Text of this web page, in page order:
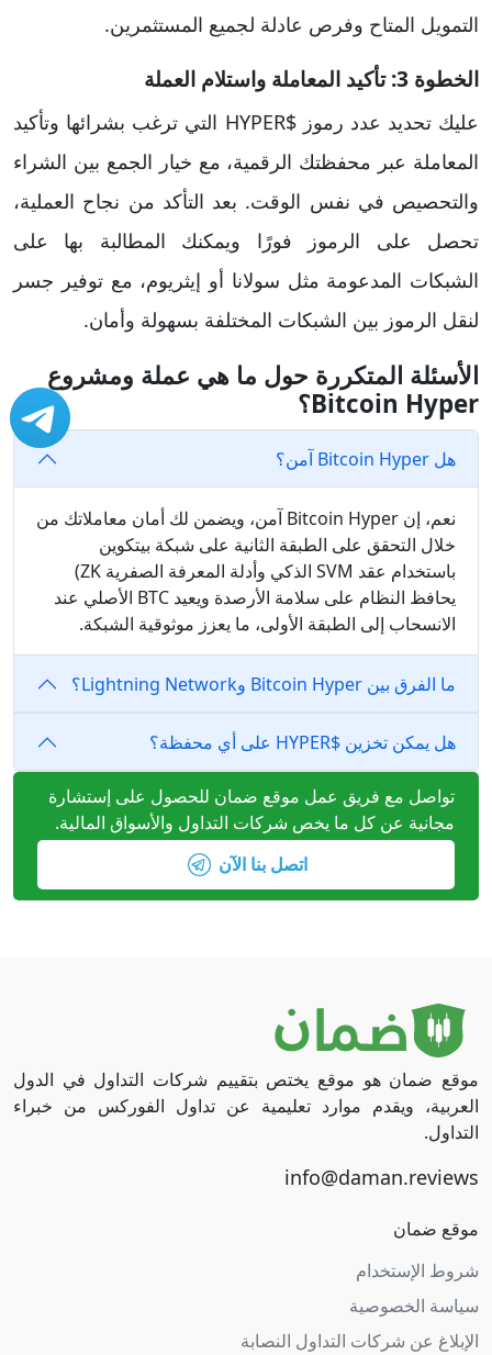
التمويل المتاح وفرص عادلة لجميع المستثمرين.
الخطوة 3: تأكيد المعاملة واستلام العملة
عليك تحديد عدد رموز $HYPER التي ترغب بشرائها وتأكيد
المعاملة عبر محفظتك الرقمية، مع خيار الجمع بين الشراء
والتحصيص في نفس الوقت. بعد التأكد من نجاح العملية،
تحصل على الرموز فورًا ويمكنك المطالبة بها على
الشبكات المدعومة مثل سولانا أو إيثريوم، مع توفير جسر
لنقل الرموز بين الشبكات المختلفة بسهولة وأمان.
الأسئلة المتكررة حول ما هي عملة ومشروع
Bitcoin Hyper؟
هل Bitcoin Hyper آمن؟
نعم، إن Bitcoin Hyper آمن، ويضمن لك أمان معاملاتك من
خلال التحقق على الطبقة الثانية على شبكة بيتكوين
باستخدام عقد SVM الذكي وأدلة المعرفة الصفرية ZK)
يحافظ النظام على سلامة الأرصدة ويعيد BTC الأصلي عند
الانسحاب إلى الطبقة الأولى، ما يعزز موثوقية الشبكة.
ما الفرق بين Bitcoin Hyper وLightning Network؟
هل يمكن تخزين $HYPER على أي محفظة؟
تواصل مع فريق عمل موقع ضمان للحصول على إستشارة
مجانية عن كل ما يخص شركات التداول والأسواق المالية.
اتصل بنا الآن
موقع ضمان هو موقع يختص بتقييم شركات التداول في الدول
العربية، ويقدم موارد تعليمية عن تداول الفوركس من خبراء
التداول.
موقع ضمان
شروط الإستخدام
سياسة الخصوصية
الإبلاغ عن شركات التداول النصابة